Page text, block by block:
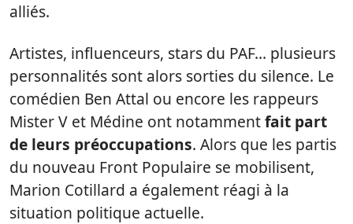
alliés.
Artistes, influenceurs, stars du PAF… plusieurs
personnalités sont alors sorties du silence. Le
comédien Ben Attal ou encore les rappeurs
Mister V et Médine ont notammentfait part
de leurs préoccupations. Alors que les partis
du nouveau Front Populaire se mobilisent,
Marion Cotillard a également réagi à la
situation politique actuelle.